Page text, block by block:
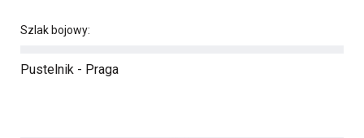
Szlak bojowy:
Pustelnik - Praga